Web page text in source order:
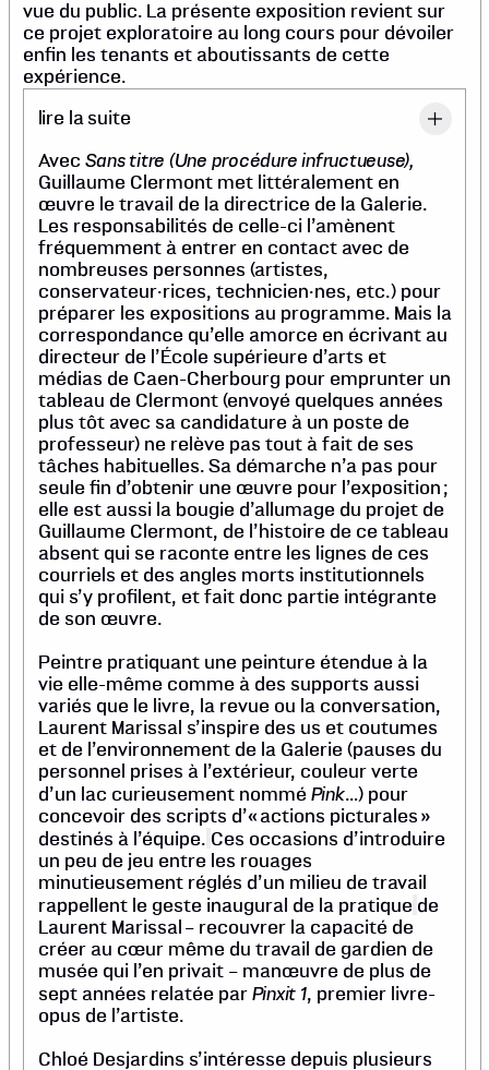
vue du public. La présente exposition revient sur
ce projet exploratoire au long cours pour dévoiler
enfin les tenants et aboutissants de cette
expérience.
lire la suite
Avec Sans titre (Une procédure infructueuse),
Guillaume Clermont met littéralement en
œuvre le travail de la directrice de la Galerie.
Les responsabilités de celle-ci l’amènent
fréquemment à entrer en contact avec de
nombreuses personnes (artistes,
conservateur·rices, technicien·nes, etc.) pour
préparer les expositions au programme. Mais la
correspondance qu’elle amorce en écrivant au
directeur de l’École supérieure d’arts et
médias de Caen-Cherbourg pour emprunter un
tableau de Clermont (envoyé quelques années
plus tôt avec sa candidature à un poste de
professeur) ne relève pas tout à fait de ses
tâches habituelles. Sa démarche n’a pas pour
seule fin d’obtenir une œuvre pour l’exposition ;
elle est aussi la bougie d’allumage du projet de
Guillaume Clermont, de l’histoire de ce tableau
absent qui se raconte entre les lignes de ces
courriels et des angles morts institutionnels
qui s’y profilent, et fait donc partie intégrante
de son œuvre.
Peintre pratiquant une peinture étendue à la
vie elle-même comme à des supports aussi
variés que le livre, la revue ou la conversation,
Laurent Marissal s’inspire des us et coutumes
et de l’environnement de la Galerie (pauses du
personnel prises à l’extérieur, couleur verte
d’un lac curieusement nommé Pink…) pour
concevoir des scripts d’« actions picturales »
destinés à l’équipe. Ces occasions d’introduire
un peu de jeu entre les rouages
minutieusement réglés d’un milieu de travail
rappellent le geste inaugural de la pratique de
Laurent Marissal – recouvrer la capacité de
créer au cœur même du travail de gardien de
musée qui l’en privait – manœuvre de plus de
sept années relatée par Pinxit 1, premier livre-
opus de l’artiste.
Chloé Desjardins s’intéresse depuis plusieurs